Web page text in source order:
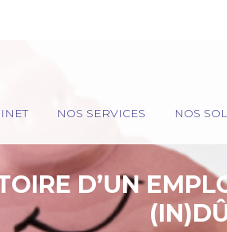
NOS SERVICES NOS
D’UN